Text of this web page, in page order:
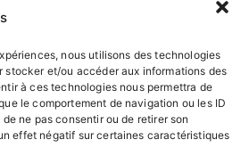
nous utilisons des technologies
stocker et/ou accéder aux informations des
à ces technologies nous permettra de
le comportement de navigation ou les ID
ne pas consentir ou de retirer son
effet négatif sur certaines caractéristiques
Maintien de l'Agriculture
sur Yon soutient une vingtaine